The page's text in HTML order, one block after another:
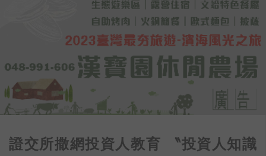
證交所撒網投資人教育 〝投資人知識